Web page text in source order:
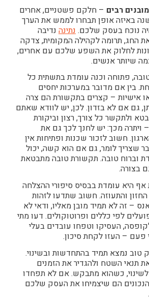
רבים – חלקם פשטניים, אחרים
באיזה אופן תבחרו לממש את הערך
נוכח בעסק שלכם. נתינה נדיבה
החג, תרומה לקהילה המקומית, צדקה
לחלוק את השפע שלכם עם אחרים,
שיותר אנשים.
פתוחה וכנה עומדת בתשתית כל
בין אם מדובר במערכות יחסים
או אישיות – קצרים בתקשורת הם צרה
גם אם לא בזדון. לכן, יש לוודא שאתם
ולתקשר כל צורך, רצון וביקורת
ויתרה מכך: יש לחנך לכך גם את
חשוב לזכור שכנות ופתיחות אין
שצריך לומר, גם אם הוא קשה, יכול
וברוח טובה. תקשורת טובה מתבטאת
בצורה.
אף היא עומדת בבסיס סיפורי ההצלחה
החזון והתעוזה. חשוב שתדעו לזהות
– זה לא תמיד מובן מאליו, ודאי לא
לפי כללים ופרוטוקולים. דעו מתי
העסיקו וטפחו עובדים בעלי
פעם – העזו לקחת סיכון.
טוב נמצא תמיד בהתחדשות ובשינוי.
תנאי השטח ולהגדיר את הזמנים
לשינוי, כשהוא מתבקש. אם לא תפחדו
הנכונים הם שיצמיחו את העסק שלכם